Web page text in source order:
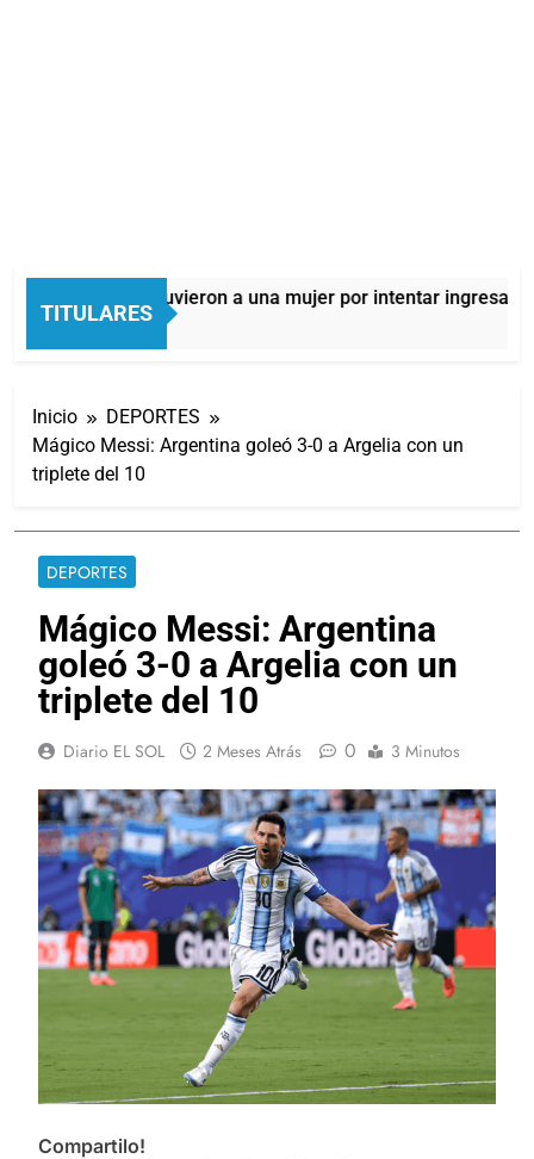
TITULARES
Quilmes: detuvieron a una mujer por intentar ingresar
6 Horas Atrás
Inicio
DEPORTES
Mágico Messi: Argentina goleó 3-0 a Argelia con un
triplete del 10
DEPORTES
Mágico Messi: Argentina
goleó 3-0 a Argelia con un
triplete del 10
Diario EL SOL 2 Meses Atrás 0 3 Minutos
Compartilo!